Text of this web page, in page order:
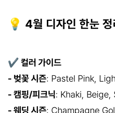
💡 4월 디자인 한눈 정
✔ 컬러 가이드
- 벚꽃 시즌: Pastel Pink,
- 캠핑/피크닉: Khaki, Beige,
- 웨딩 시즌: Champagne